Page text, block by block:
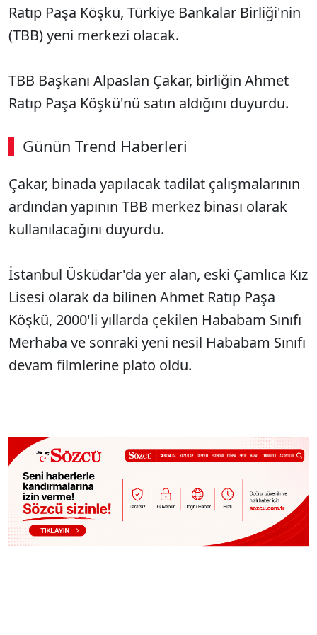
Ratıp Paşa Köşkü, Türkiye Bankalar Birliği'nin
(TBB) yeni merkezi olacak.
TBB Başkanı Alpaslan Çakar, birliğin Ahmet
Ratıp Paşa Köşkü'nü satın aldığını duyurdu.
Günün Trend Haberleri
00:02 / 08:15
Sesi Aç
Çakar, binada yapılacak tadilat çalışmalarının
ardından yapının TBB merkez binası olarak
kullanılacağını duyurdu.
İstanbul Üsküdar'da yer alan, eski Çamlıca Kız
Lisesi olarak da bilinen Ahmet Ratıp Paşa
Köşkü, 2000'li yıllarda çekilen Hababam Sınıfı
Merhaba ve sonraki yeni nesil Hababam Sınıfı
devam filmlerine plato oldu.